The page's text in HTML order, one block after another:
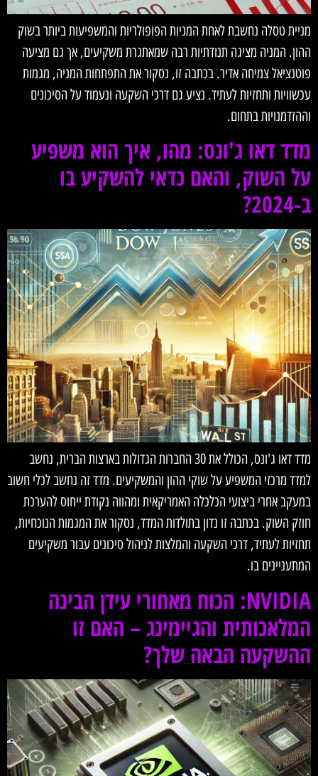
מניית טסלה נחשבת לאחת המניות הפופולריות והמשפיעות ביותר בשוק
ההון. המניה מציגה תנודתיות רבה שמאתגרת משקיעים, אך גם מציעה
פוטנציאל צמיחה אדיר. בכתבה זו, נסקור את התפתחות המניה, מגמות
עכשוויות ותחזיות לעתיד. נציע גם דרכי השקעה ונעמוד על הסיכונים
וההזדמנויות בתחום.
מדד דאו ג'ונס: מהו, איך הוא משפיע
על השוק, והאם כדאי להשקיע בו
ב-2024?
מדד דאו ג'ונס, הכולל את 30 החברות הגדולות בארצות הברית, נחשב
למדד מרכזי המשפיע על שוקי ההון והמשקיעים. מדד זה נחשב לכלי חשוב
במעקב אחרי ביצועי הכלכלה האמריקאית ומהווה נקודת ייחוס להערכת
חוזק השוק. בכתבה זו נדון בתולדות המדד, נסקור את המגמות הנוכחיות,
תחזיות לעתיד, דרכי השקעה והמלצות לניהול סיכונים עבור משקיעים
המתעניינים בו.
NVIDIA: הכוח מאחורי עידן הבינה
המלאכותית והגיימינג – האם זו
ההשקעה הבאה שלך?